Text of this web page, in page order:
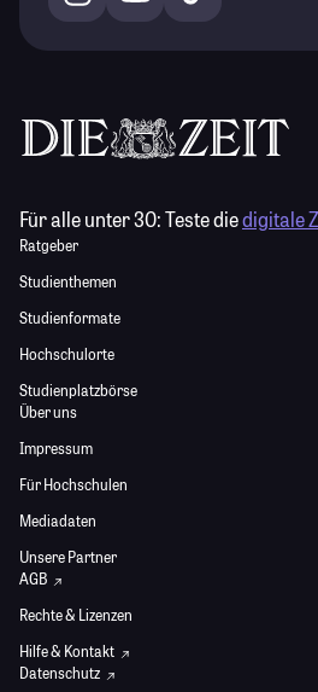
Für alle unter 30:Teste diedigitale
Ratgeber
Studienthemen
Studienformate
Hochschulorte
Studienplatzbörse
Über uns
Impressum
Für Hochschulen
Mediadaten
Unsere Partner
AGB
Rechte & Lizenzen
Hilfe & Kontakt
Datenschutz